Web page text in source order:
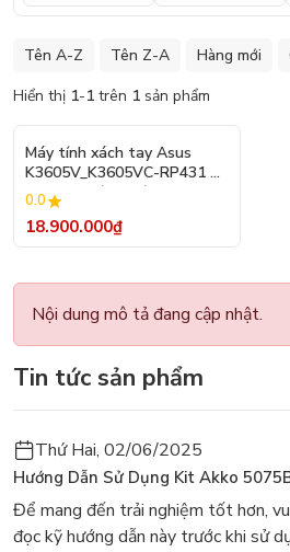
Hiển thị 1-1 trên 1 sản phẩm
Tên A-Z Tên Z-A Hàng mới
Máy tính xách tay Asus
K3605V_K3605VC-RP431 W
i5-13420H/16GB/512GB
SSD/RTX 3050 4GB/1 6"
WUXGA/ax+BT/Win 11
Home/Đen (Indie Black )
0.0
18.900.000₫
Nội dung mô tả đang cập nhật.
Tin tức sản phẩm
Thứ Hai, 02/06/2025
Hướng Dẫn Sử Dụng Kit Akko
Để mang đến trải nghiệm tốt hơn,
đọc kỹ hướng dẫn này trước khi sử